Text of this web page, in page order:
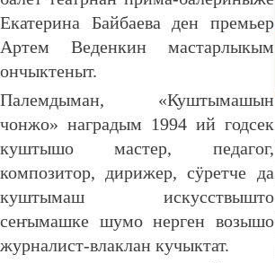
Екатерина Байбаева ден премьер
Артем Веденкин мастарлыкым
ончыктеныт.
Палемдыман, «Куштымашын
чонжо» наградым 1994 ий годсек
куштышо мастер, педагог,
композитор, дирижер, сӱретче да
куштымаш искусствышто
сеҥымашке шумо нерген возышо
журналист-влаклан кучыктат.